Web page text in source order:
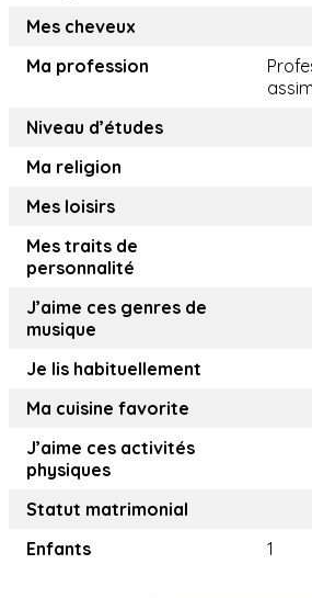
Mes cheveux
Ma profession
Niveau d’études
Ma religion
Mes loisirs
Mes traits de
personnalité
J’aime ces genres de
musique
Je lis habituellement
Ma cuisine favorite
J’aime ces activités
physiques
Statut matrimonial
Enfants
1